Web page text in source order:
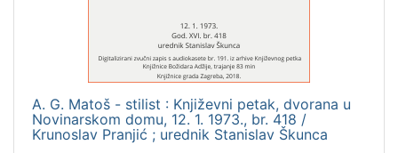
A. G. Matoš - stilist : Književni petak, dvorana u
Novinarskom domu, 12. 1. 1973., br. 418 /
Krunoslav Pranjić ; urednik Stanislav Škunca